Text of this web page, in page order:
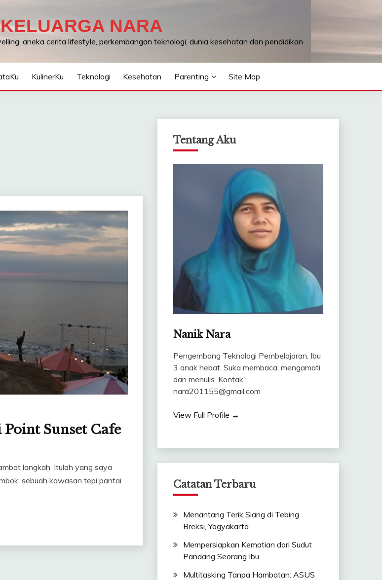
NARA
aneka cerita lifestyle, perkembangan teknologi, dunia kesehatan dan pendidikan
KulinerKu Teknologi Kesehatan Parenting Site Map
Sunset Cafe
langkah. Itulah yang saya
sebuah kawasan tepi pantai
Tentang Aku
Nanik Nara
Pengembang Teknologi Pembelajaran. Ibu
3 anak hebat. Suka membaca, mengamati
dan menulis. Kontak :
nara201155@gmail.com
View Full Profile →
Catatan Terbaru
Menantang Terik Siang di Tebing
Breksi, Yogyakarta
Mempersiapkan Kematian dari Sudut
Pandang Seorang Ibu
Multitasking Tanpa Hambatan: ASUS